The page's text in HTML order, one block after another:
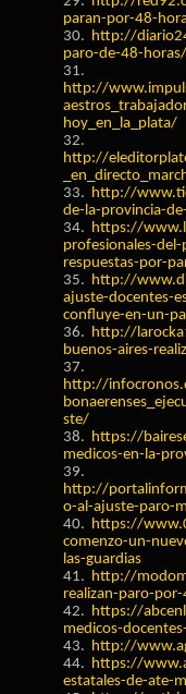
paran-por-48-
30. http://
paro-de-48-horas/
31.
http://
hoy_en_la_plata/
32.
http://
33. http://
de-la-provincia-
34. https://
profesionales-
respuestas-por-
35. http://
ajuste-docentes-
confluye-en-un-
36. http://
buenos-aires-
37.
http://
ste/
38. https://
medicos-en-la-
39.
http://
o-al-ajuste-paro-
40. https://
comenzo-un-
las-guardias
41. http://
realizan-paro-
42. https://
medicos-
43. http://
44. https://
estatales-de-ate-